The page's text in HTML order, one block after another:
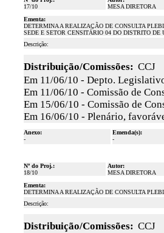
17/10
MESA DIRETORA
Ementa:
DETERMINA A REALIZAÇÃO DE CONSULTA
SEDE E SETOR CENSITÁRIO 04 DO DISTRITO DE
Descrição:
Distribuição/Comissões: CCJ
Em 11/06/10 - Depto.
Em 11/06/10 - Comissão de
Em 15/06/10 - Comissão de
Em 16/06/10 - Plenário,
Anexo:
-
Emenda(s):
-
Nº do Proj.:
18/10
Autor:
MESA DIRETORA
Ementa:
DETERMINA A REALIZAÇÃO DE CONSULTA
Descrição:
Distribuição/Comissões: CCJ